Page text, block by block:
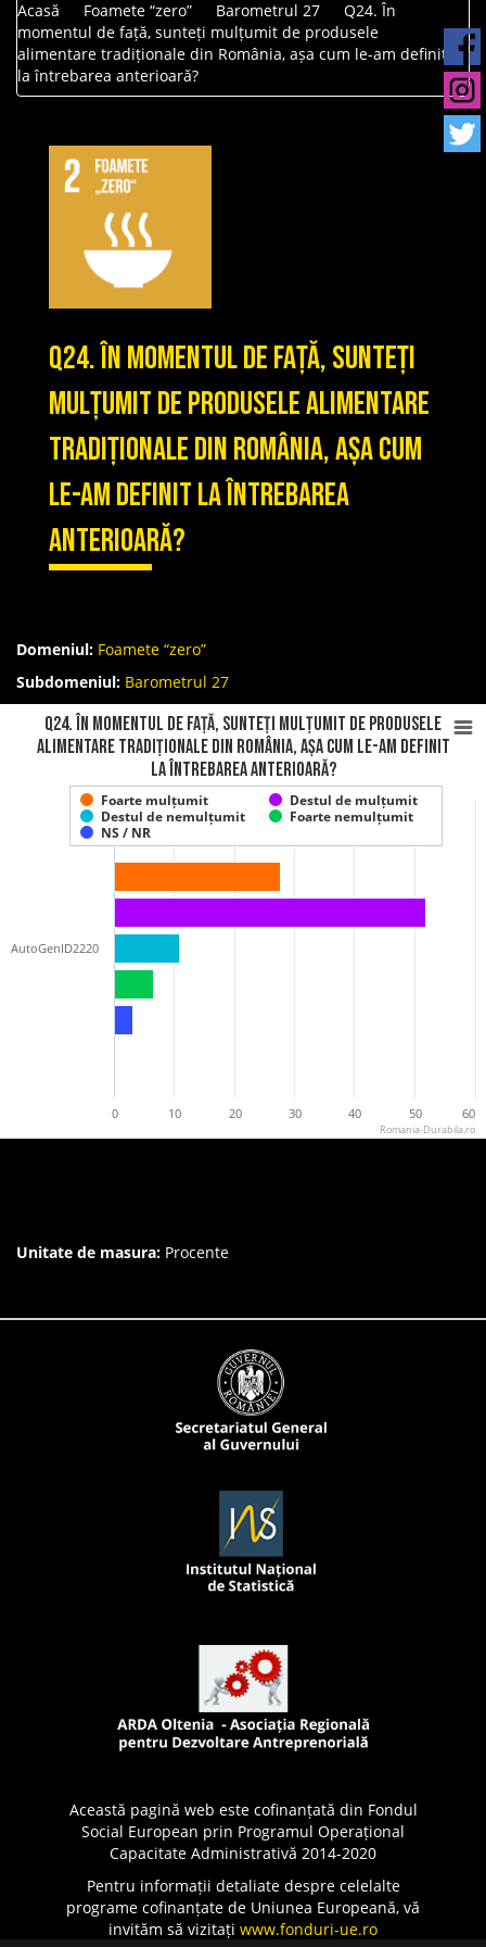
Acasă Foamete “zero” Barometrul 27
Q24. În
momentul de față, sunteți mulțumit de produsele
alimentare tradiționale din România, așa cum le-am definit
la întrebarea anterioară?
Q24. În momentul de față, sunteți
mulțumit de produsele alimentare
tradiționale din România, așa cum
le-am definit la întrebarea
anterioară?
Domeniul: Foamete “zero”
Subdomeniul: Barometrul 27
Q24. În momentul de față, sunteți mulțumit de produsele
alimentare tradiționale din România, așa cum le-am definit
la întrebarea anterioară?
Foarte mulțumit
Destul de mulțumit
Destul de nemulțumit
Foarte nemulțumit
NS / NR
AutoGenID2220
0 10 20 30 40 50 60
Romania-Durabila.ro
Unitate de masura: Procente
Această pagină web este cofinanțată din Fondul
Social European prin Programul Operațional
Capacitate Administrativă 2014-2020
Pentru informații detaliate despre celelalte
programe cofinanțate de Uniunea Europeană, vă
invităm să vizitați www.fonduri-ue.ro